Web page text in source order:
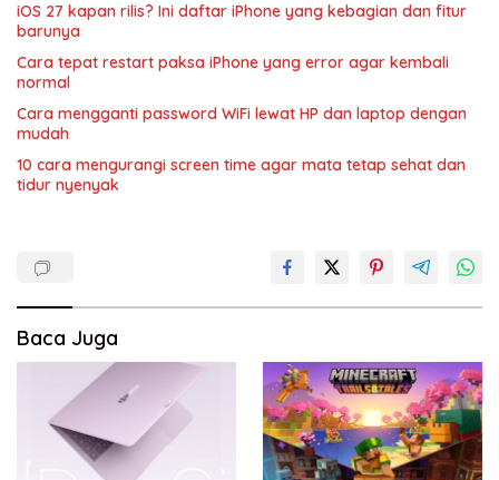
iOS 27 kapan rilis? Ini daftar iPhone yang kebagian dan fitur
barunya
Cara tepat restart paksa iPhone yang error agar kembali
normal
Cara mengganti password WiFi lewat HP dan laptop dengan
mudah
10 cara mengurangi screen time agar mata tetap sehat dan
tidur nyenyak
Baca Juga